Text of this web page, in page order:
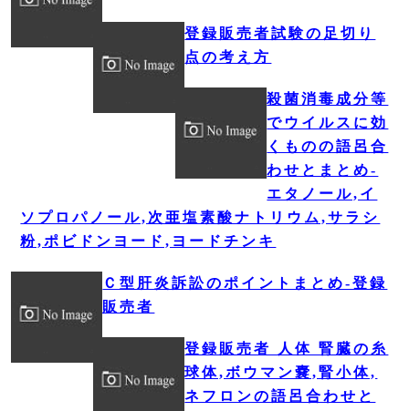
登録販売者試験の足切り
点の考え方
殺菌消毒成分等
でウイルスに効
くものの語呂合
わせとまとめ‐
エタノール,イ
ソプロパノール,次亜塩素酸ナトリウム,サラシ
粉,ポビドンヨード,ヨードチンキ
Ｃ型肝炎訴訟のポイントまとめ‐登録
販売者
登録販売者 人体 腎臓の糸
球体,ボウマン嚢,腎小体,
ネフロンの語呂合わせと